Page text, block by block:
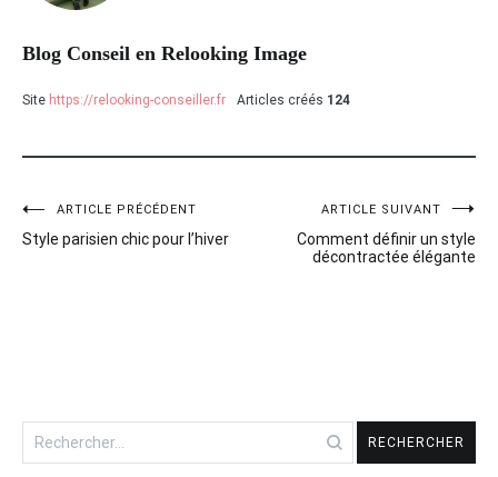
Blog Conseil en Relooking Image
Site https://relooking-conseiller.fr Articles créés 124
Navigation
ARTICLE PRÉCÉDENT
Style parisien chic pour l’hiver
ARTICLE SUIVANT
Comment définir un style
décontractée élégante
Rechercher :